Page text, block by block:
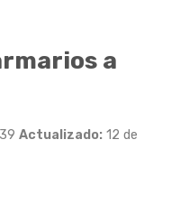
a
Actualizado: 12 de